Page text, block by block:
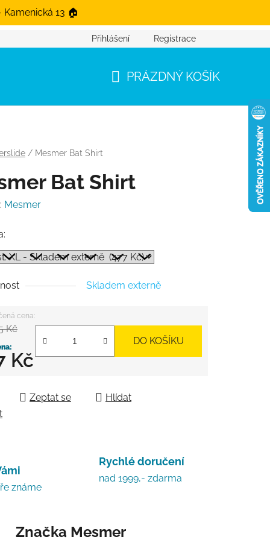
13 🏠
Přihlášení Registrace
PRÁZDNÝ KOŠÍK
/ Mesmer Bat Shirt
Bat Shirt
Mesmer
Skladem externě
Kč
Kč
DO KOŠÍKU
Zeptat se
Hlídat
známe
Rychlé doručení
nad 1999,- zdarma
Značka Mesmer